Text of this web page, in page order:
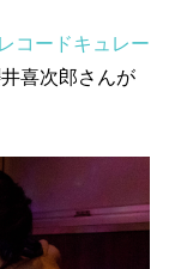
レコードキュレー
喜次郎さんが